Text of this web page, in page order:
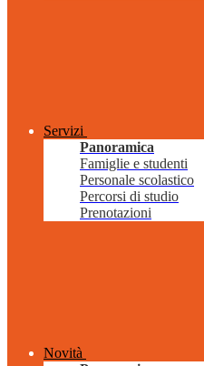
Servizi
Panoramica
Famiglie e studenti
Personale scolastico
Percorsi di studio
Prenotazioni
Novità